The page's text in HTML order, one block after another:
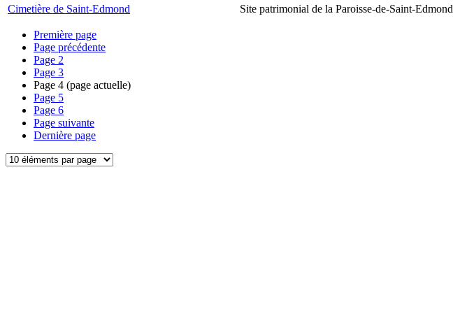
Cimetière de Saint-Edmond
Site patrimonial de la Paroisse-de-Saint-Edmond
Première page
Page précédente
Page 2
Page 3
Page 4 (page actuelle)
Page 5
Page 6
Page suivante
Dernière page